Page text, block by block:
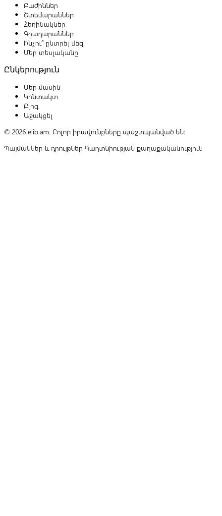
Բաժիններ
Շտեմարաններ
Հեղինակներ
Գրադարաններ
Ինչու՞ ընտրել մեզ
Մեր տեսլականը
Ընկերություն
Մեր մասին
Կոնտակտ
Բլոգ
Աջակցել
© 2026 elib.am. Բոլոր իրավունքները պաշտպանված են:
Պայմաններ և դրույթներ Գաղտնիության քաղաքականություն